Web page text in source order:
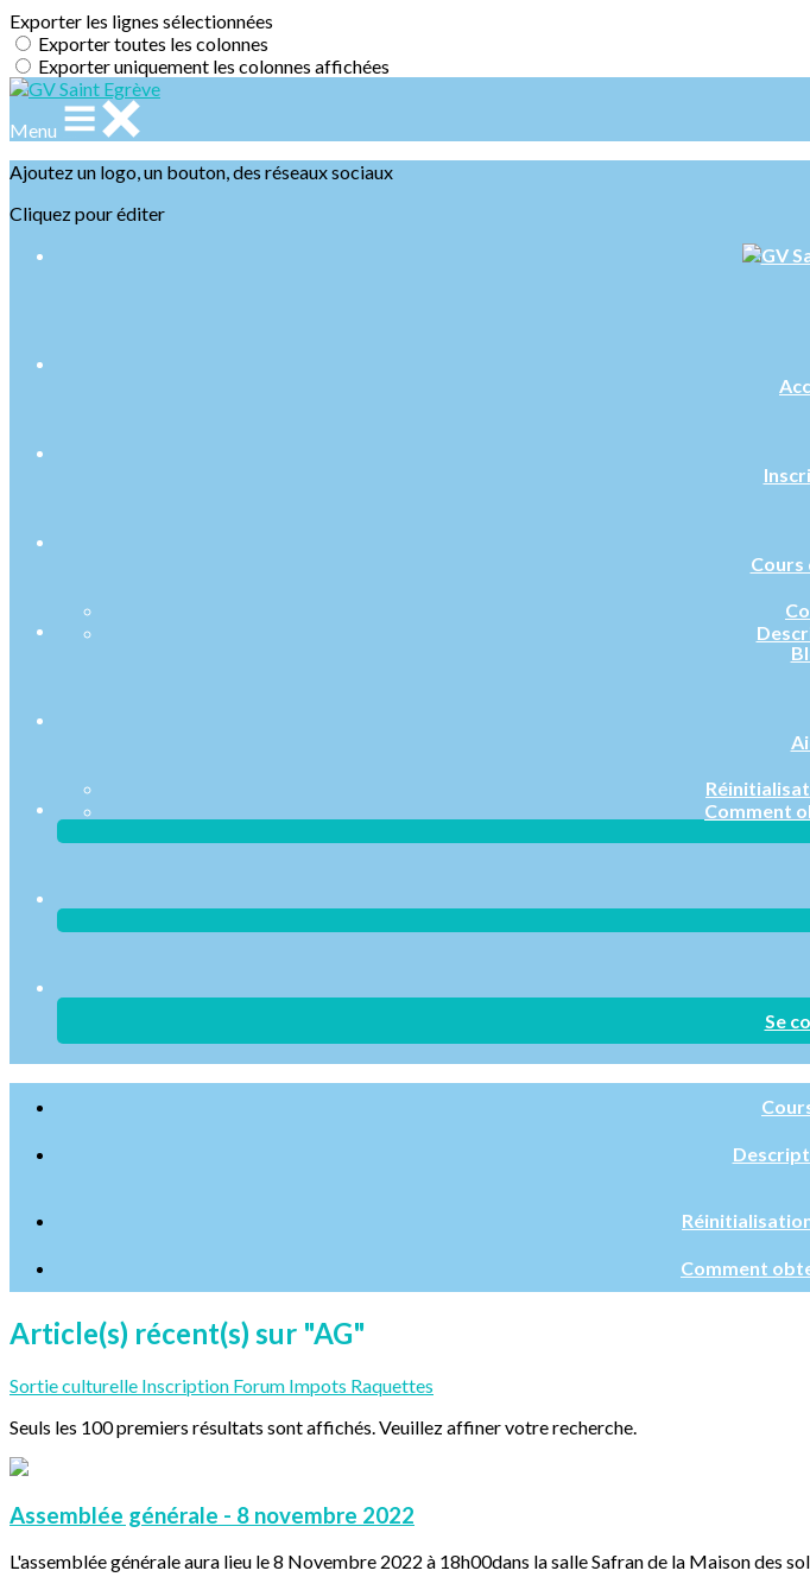
Exporter les lignes sélectionnées
Exporter toutes les colonnes
Exporter uniquement les colonnes affichées
Menu
Ajoutez un logo, un bouton, des réseaux sociaux
Cliquez pour éditer
Cours
Comment
Se
Comment
Article(s) récent(s) sur "AG"
Sortie culturelle Inscription Forum Impots Raquettes
Seuls les 100 premiers résultats sont affichés. Veuillez affiner votre recherche.
Assemblée générale - 8 novembre 2022
L'assemblée générale aura lieu le 8 Novembre 2022 à 18h00dans la salle Safran de la Maison